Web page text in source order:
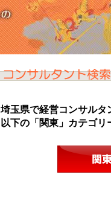
埼玉県で経営コンサルタ
以下の「関東」カテゴリ